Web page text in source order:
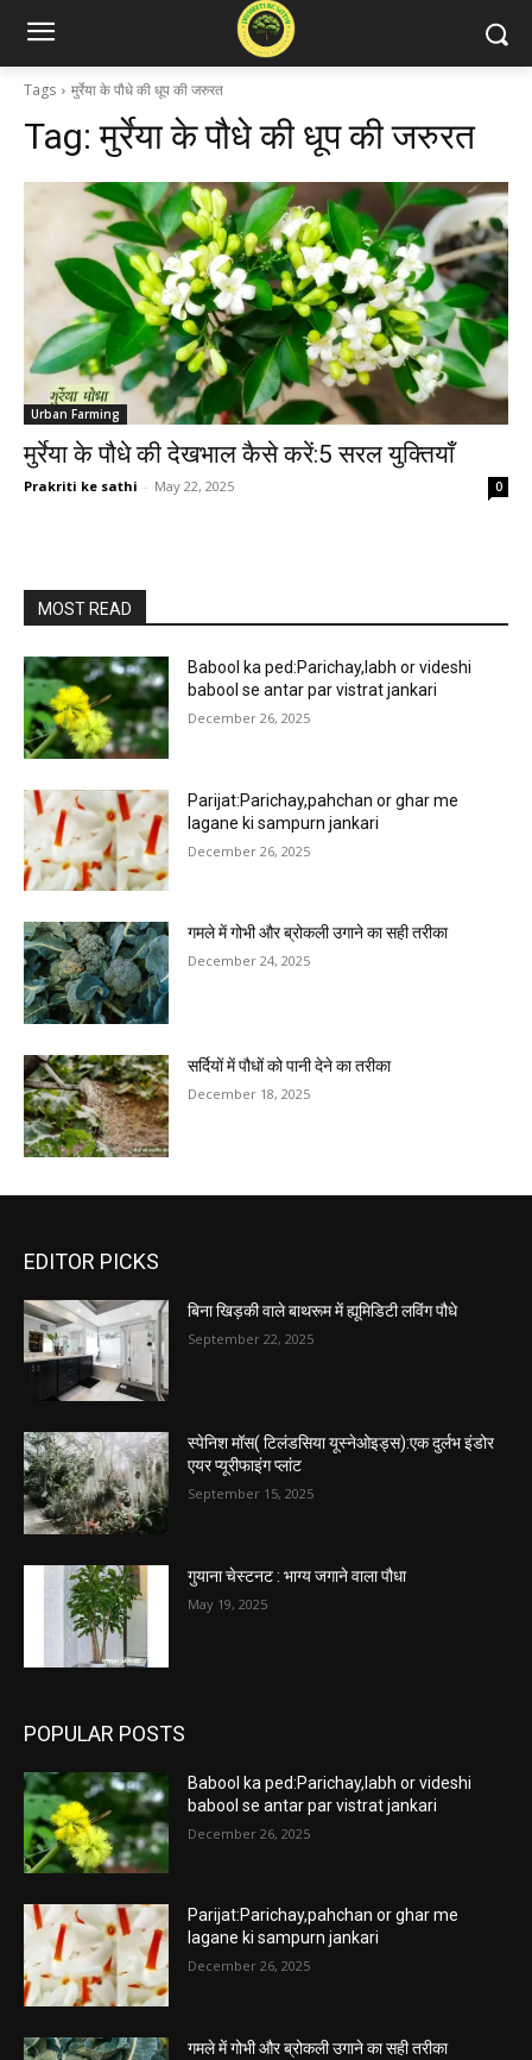
Tags मुर्रेया के पौधे की धूप की जरुरत
Tag:मुर्रेया के पौधे की धूप की जरुरत
Urban Farming
मुर्रेया के पौधे की देखभाल कैसे करें:5 सरल युक्तियाँ
Prakriti ke sathi - May 22, 2025 0
MOST READ
Babool ka ped:Parichay,labh or videshi
babool se antar par vistrat jankari
December 26, 2025
Parijat:Parichay,pahchan or ghar me
lagane ki sampurn jankari
December 26, 2025
गमले में गोभी और ब्रोकली उगाने का सही तरीका
December 24, 2025
सर्दियों में पौधों को पानी देने का तरीका
December 18, 2025
EDITOR PICKS
बिना खिड़की वाले बाथरूम में ह्यूमिडिटी लविंग पौधे
September 22, 2025
स्पेनिश मॉस( टिलंडसिया यूस्नेओइड्स):एक दुर्लभ इंडोर
एयर प्यूरीफाइंग प्लांट
September 15, 2025
गुयाना चेस्टनट : भाग्य जगाने वाला पौधा
May 19, 2025
POPULAR POSTS
Babool ka ped:Parichay,labh or videshi
babool se antar par vistrat jankari
December 26, 2025
Parijat:Parichay,pahchan or ghar me
lagane ki sampurn jankari
December 26, 2025
गमले में गोभी और ब्रोकली उगाने का सही तरीका